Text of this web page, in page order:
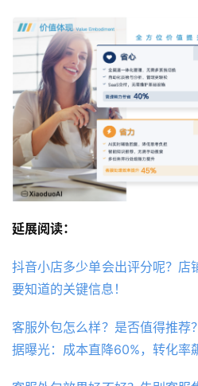
延展阅读：
抖音小店多少单会出评分呢？店
要知道的关键信息！
客服外包怎么样？是否值得推荐
据曝光：成本直降60%，转化率